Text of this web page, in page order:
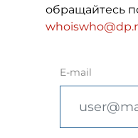
обращайтесь
E-mail